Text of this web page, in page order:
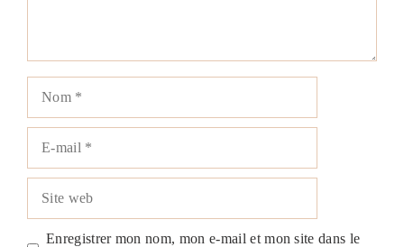
Enregistrer mon nom, mon e-mail et mon site dans le